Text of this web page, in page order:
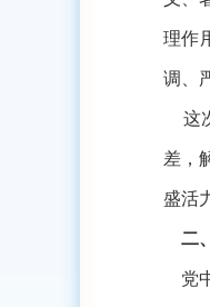
理作
调、
这
差，
盛活
二
党